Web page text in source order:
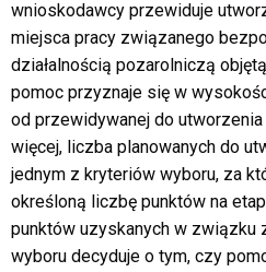
wnioskodawcy przewiduje
miejsca pracy związanego
działalnością pozarolniczą
pomoc przyznaje się w
od przewidywanej do
więcej, liczba planowanych do
jednym z kryteriów wyboru, za
określoną liczbę punktów na
punktów uzyskanych w związku
wyboru decyduje o tym, czy